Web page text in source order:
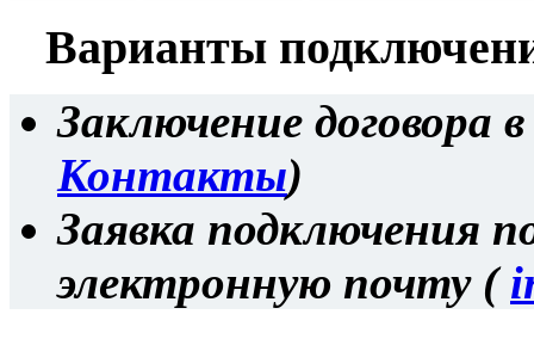
Варианты
Заключение
Контакты)
Заявка подключения
электронную почту (